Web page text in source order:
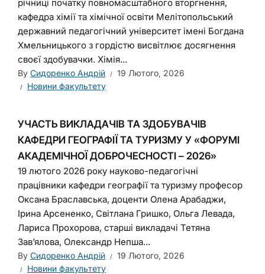
річниці початку повномасштабного вторгнення,
кафедра хімії та хімічної освіти Мелітопольський
державний педагогічний університет імені Богдана
Хмельницького з гордістю висвітлює досягнення
своєї здобувачки. Хімія...
By Сидоренко Андрій
19 Лютого, 2026
Новини факультету
УЧАСТЬ ВИКЛАДАЧІВ ТА ЗДОБУВАЧІВ
КАФЕДРИ ГЕОГРАФІЇ ТА ТУРИЗМУ У «ФОРУМІ
АКАДЕМІЧНОЇ ДОБРОЧЕСНОСТІ – 2026»
19 лютого 2026 року науково-педагогічні
працівники кафедри географії та туризму професор
Оксана Браславська, доценти Олена Арабаджи,
Ірина Арсененко, Світлана Гришко, Ольга Левада,
Лариса Прохорова, старші викладачі Тетяна
Зав’ялова, Олександр Непша...
By Сидоренко Андрій
19 Лютого, 2026
Новини факультету